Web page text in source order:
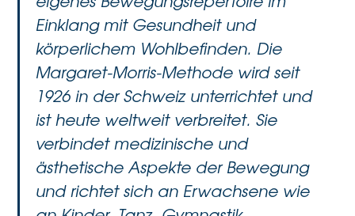
Einklang mit Gesundheit und
körperlichem Wohlbefinden. Die
Margaret-Morris-Methode wird seit
1926 in der Schweiz unterrichtet und
ist heute weltweit verbreitet. Sie
verbindet medizinische und
ästhetische Aspekte der Bewegung
und richtet sich an Erwachsene wie